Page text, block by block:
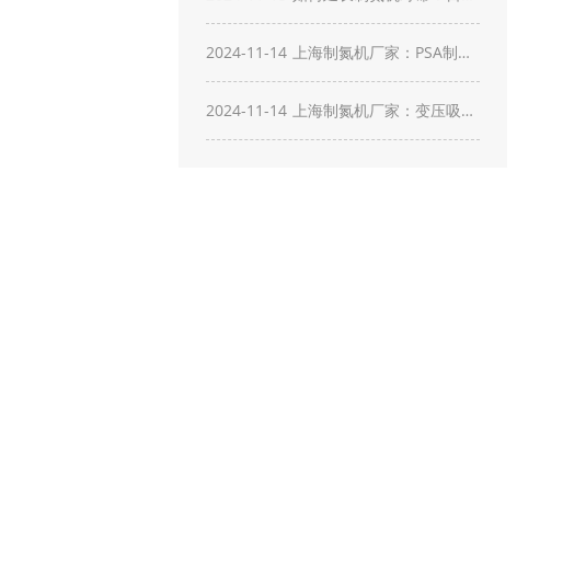
需考虑哪些关键因素？
维护注意点？
2024-11-14 上海制氮机厂家：PSA制氮
机喷灰怎么解决？如何预
2024-11-14 上海制氮机厂家：变压吸附